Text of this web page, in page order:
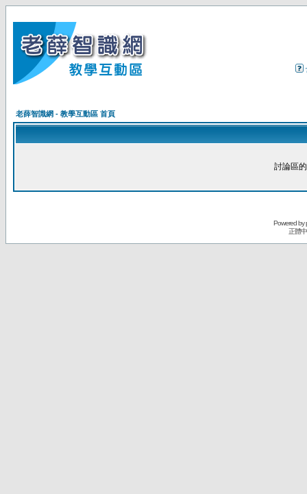
老薛智識網 - 教學互動區 首頁
討論區
Powered by
正體